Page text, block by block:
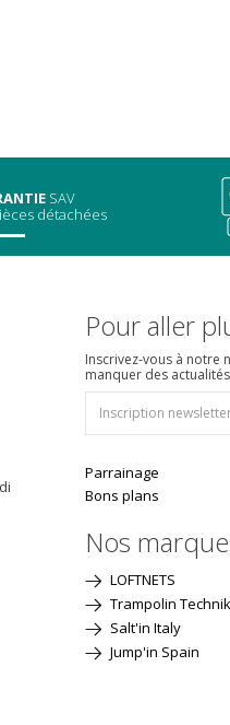
SAV
détachées
Pour aller
Inscrivez-vous à notre
manquer des
Parrainage
Bons plans
Nos
LOFTNETS
Trampolin Technik
Salt'in Italy
Jump'in Spain